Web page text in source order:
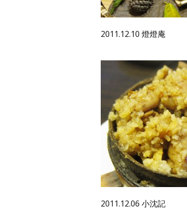
2011.12.10 燈燈庵
2011.12.06 小沈記